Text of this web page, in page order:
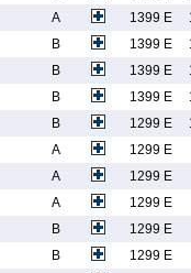
A 1399 E
B 1399 E
B 1399 E
B 1399 E
B 1299 E
A
1299 E
A
1299 E
A
1299 E
B
1299 E
B
1299 E